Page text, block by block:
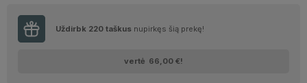
Uždirbk 220 taškus nupirkęs šią prekę!
vertė 66,00 €!